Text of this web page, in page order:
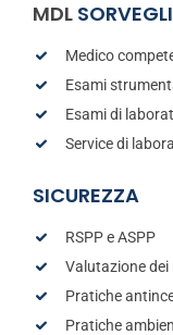
MDL
Medico
Esami
Esami di
Service di
SICUREZZA
RSPP e ASPP
Valutazione
Pratiche
Pratiche